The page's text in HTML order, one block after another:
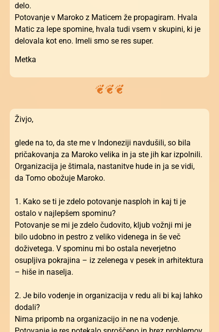
delo.
Potovanje v Maroko z Maticem že propagiram. Hvala
Matic za lepe spomine, hvala tudi vsem v skupini, ki je
delovala kot eno. Imeli smo se res super.
Metka
Živjo,
glede na to, da ste me v Indoneziji navdušili, so bila
pričakovanja za Maroko velika in ja ste jih kar izpolnili.
Organizacija je štimala, nastanitve hude in ja se vidi,
da Tomo obožuje Maroko.
1. Kako se ti je zdelo potovanje nasploh in kaj ti je
ostalo v najlepšem spominu?
Potovanje se mi je zdelo čudovito, kljub vožnji mi je
bilo udobno in pestro z veliko videnega in še več
doživetega. V spominu mi bo ostala neverjetno
osupljiva pokrajina – iz zelenega v pesek in arhitektura
– hiše in naselja.
2. Je bilo vodenje in organizacija v redu ali bi kaj lahko
dodali?
Nima pripomb na organizacijo in ne na vodenje.